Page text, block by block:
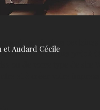
requis dans
et il n'est pas prêt à
ou de votre type de site
et à créer votre
et Audard Cécile